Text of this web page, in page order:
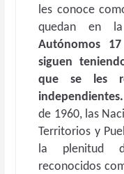
les conoce
quedan en
Autónomos
siguen
que se les
independientes.
de 1960, las
Territorios y
la plenitud
reconocidos